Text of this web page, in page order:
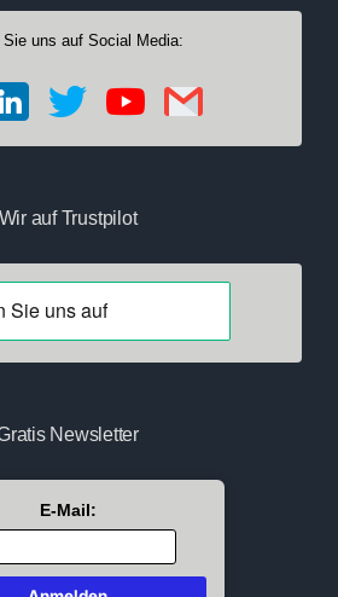
Sie uns auf Social Media:
Wir auf Trustpilot
Newsletter
E-Mail: